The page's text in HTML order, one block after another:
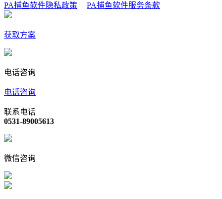
PA捕鱼软件隐私政策
PA捕鱼软件服务条款
获取方案
电话咨询
电话咨询
联系电话
0531-89005613
微信咨询